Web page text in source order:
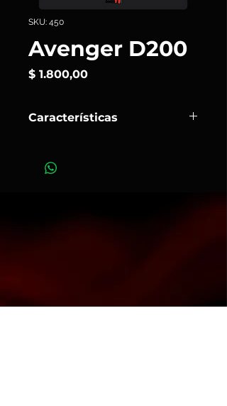
SKU: 450
Avenger D200
$ 1.800,00Precio
Características
sostener brazos de agarre, scrims,